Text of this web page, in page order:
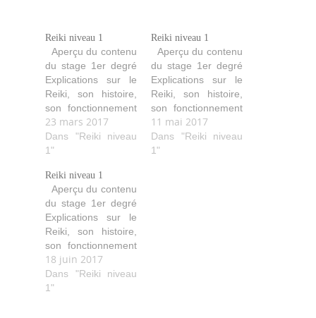
Reiki niveau 1
Aperçu du contenu
du stage 1er degré
Explications sur le
Reiki, son histoire,
son fonctionnement
(comment il agit,
purifie, aide…). Les
quatre initiations
explications ainsi
que les idéaux
Reiki. Les diverses
techniques de soin
avec les positions
des mains pour soi
et les autres.
Echanges de
traitements…
23 mars 2017
Dans "Reiki niveau
1"
Reiki niveau 1
Aperçu du contenu
du stage 1er degré
Explications sur le
Reiki, son histoire,
son fonctionnement
(comment il agit,
purifie, aide…). Les
quatre initiations
11 mai 2017
Dans "Reiki niveau
1"
Reiki niveau 1
Aperçu du contenu
du stage 1er degré
Explications sur le
Reiki, son histoire,
son fonctionnement
(comment il agit,
purifie, aide…). Les
quatre initiations
18 juin 2017
Dans "Reiki niveau
1"